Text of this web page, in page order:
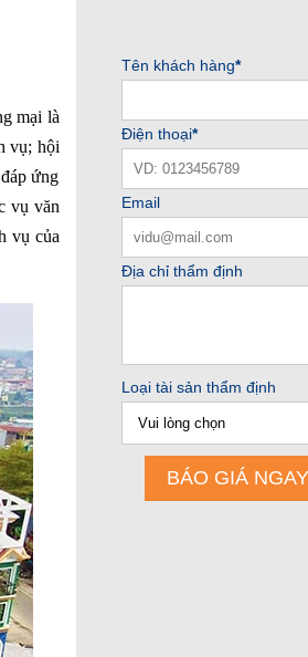
mại là
vụ; hội
ứng
vụ văn
vụ của